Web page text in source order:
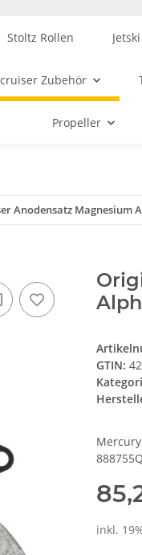
Stoltz Rollen
Zubehör
Propeller
Anodensatz Magnesium
GTIN:
inkl.